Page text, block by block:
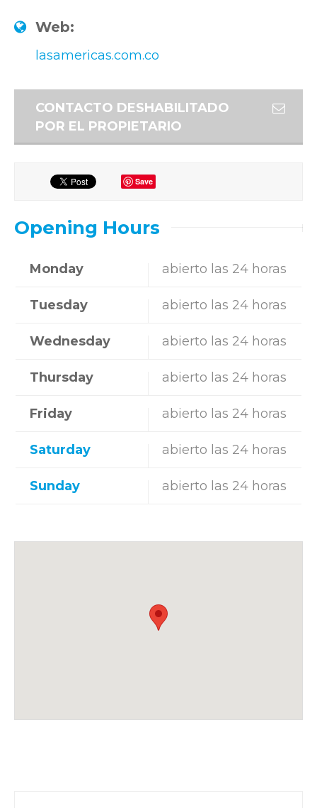
Web:
lasamericas.com.co
CONTACTO DESHABILITADO
POR EL PROPIETARIO
Save
Opening Hours
Monday abierto las 24 horas
Tuesday abierto las 24 horas
Wednesday abierto las 24 horas
Thursday abierto las 24 horas
Friday abierto las 24 horas
Saturday abierto las 24 horas
Sunday abierto las 24 horas